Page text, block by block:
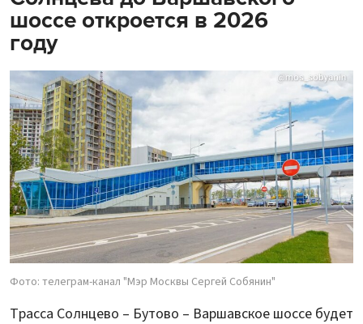
шоссе откроется в 2026
году
Фото: телеграм-канал "Мэр Москвы Сергей Собянин"
Трасса Солнцево – Бутово – Варшавское шоссе будет